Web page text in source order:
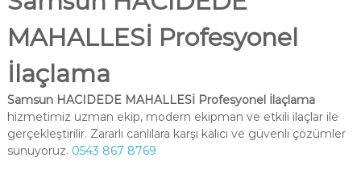
MAHALLESİ Profesyonel
İlaçlama
Samsun HACIDEDE MAHALLESİ Profesyonel İlaçlama
hizmetimiz uzman ekip, modern ekipman ve etkili ilaçlar ile
gerçekleştirilir. Zararlı canlılara karşı kalıcı ve güvenli çözümler
sunuyoruz. 0543 867 8769